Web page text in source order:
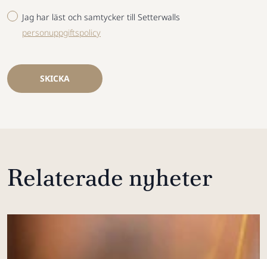
Jag har läst och samtycker till Setterwalls
personuppgiftspolicy
SKICKA
Relaterade nyheter